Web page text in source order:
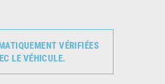
VÉRIFIÉES
LE VÉHICULE.